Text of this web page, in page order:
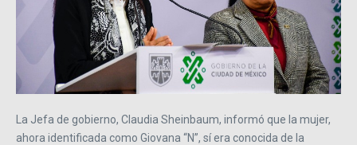
La Jefa de gobierno, Claudia Sheinbaum, informó que la mujer,
ahora identificada como Giovana “N”, sí era conocida de la